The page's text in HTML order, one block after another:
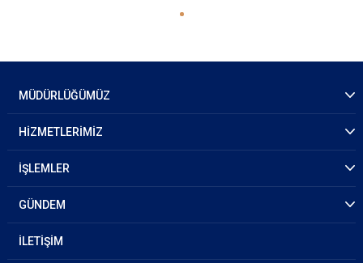
MÜDÜRLÜĞÜMÜZ
HİZMETLERİMİZ
İŞLEMLER
GÜNDEM
İLETİŞİM